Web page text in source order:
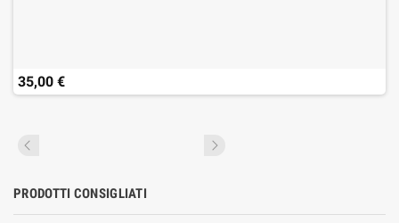
35,00 €
PRODOTTI CONSIGLIATI